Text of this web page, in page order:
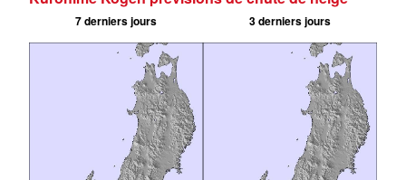
7 derniers jours 3 derniers jours